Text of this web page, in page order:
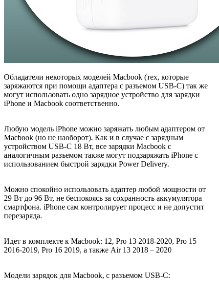
Обладатели некоторых моделей Macbook (тех, которые
заряжаются при помощи адаптера с разъемом USB-C) так же
могут использовать одно зарядное устройство для зарядки
iPhone и Macbook соответственно.
Любую модель iPhone можно заряжать любым адаптером от
Macbook (но не наоборот). Как и в случае с зарядным
устройством USB-C 18 Вт, все зарядки Macbook с
аналогичным разъемом также могут подзаряжать iPhone с
использованием быстрой зарядки Power Delivery.
Можно спокойно использовать адаптер любой мощности от
29 Вт до 96 Вт, не беспокоясь за сохранность аккумулятора
смартфона. iPhone сам контролирует процесс и не допустит
перезаряда.
Идет в комплекте к Macbook: 12, Pro 13 2018-2020, Pro 15
2016-2019, Pro 16 2019, а также Air 13 2018 – 2020
Модели зарядок для Macbook, с разъемом USB-C: